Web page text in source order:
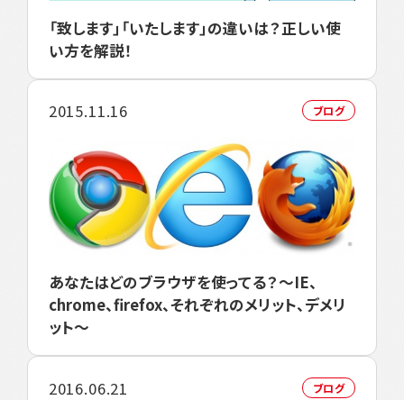
「致します」「いたします」の違いは？正しい使
い方を解説！
2015.11.16 ブログ
あなたはどのブラウザを使ってる？～IE、
chrome、firefox、それぞれのメリット、デメリ
ット～
2016.06.21 ブログ